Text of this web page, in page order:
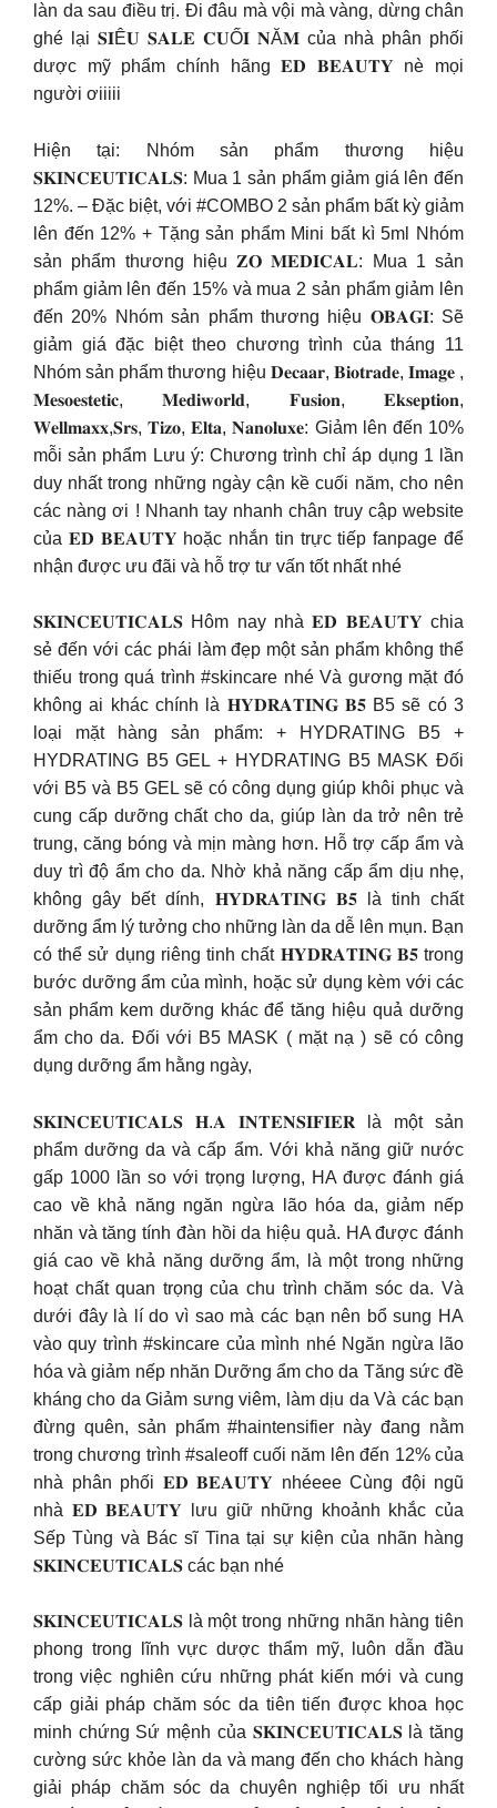
làn da sau điều trị.​ Đi đâu mà vội mà vàng, dừng chân
ghé lại 𝐒𝐈Ê𝐔 𝐒𝐀𝐋𝐄 𝐂𝐔Ố𝐈 𝐍Ă𝐌 của nhà phân phối
dược mỹ phẩm chính hãng 𝐄𝐃 𝐁𝐄𝐀𝐔𝐓𝐘 nè mọi
người ơiiiii
Hiện tại: Nhóm sản phẩm thương hiệu
𝐒𝐊𝐈𝐍𝐂𝐄𝐔𝐓𝐈𝐂𝐀𝐋𝐒: Mua 1 sản phẩm giảm giá lên đến
12%. – Đặc biệt, với #COMBO 2 sản phẩm bất kỳ giảm
lên đến 12% + Tặng sản phẩm Mini bất kì 5ml Nhóm
sản phẩm thương hiệu 𝐙𝐎 𝐌𝐄𝐃𝐈𝐂𝐀𝐋: Mua 1 sản
phẩm giảm lên đến 15% và mua 2 sản phẩm giảm lên
đến 20% Nhóm sản phẩm thương hiệu 𝐎𝐁𝐀𝐆𝐈: Sẽ
giảm giá đặc biệt theo chương trình của tháng 11
Nhóm sản phẩm thương hiệu 𝐃𝐞𝐜𝐚𝐚𝐫, 𝐁𝐢𝐨𝐭𝐫𝐚𝐝𝐞, 𝐈𝐦𝐚𝐠𝐞 ,
𝐌𝐞𝐬𝐨𝐞𝐬𝐭𝐞𝐭𝐢𝐜, 𝐌𝐞𝐝𝐢𝐰𝐨𝐫𝐥𝐝, 𝐅𝐮𝐬𝐢𝐨𝐧, 𝐄𝐤𝐬𝐞𝐩𝐭𝐢𝐨𝐧,
𝐖𝐞𝐥𝐥𝐦𝐚𝐱𝐱,𝐒𝐫𝐬, 𝐓𝐢𝐳𝐨, 𝐄𝐥𝐭𝐚, 𝐍𝐚𝐧𝐨𝐥𝐮𝐱𝐞: Giảm lên đến 10%
mỗi sản phẩm Lưu ý: Chương trình chỉ áp dụng 1 lần
duy nhất trong những ngày cận kề cuối năm, cho nên
các nàng ơi ! Nhanh tay nhanh chân truy cập website
của 𝐄𝐃 𝐁𝐄𝐀𝐔𝐓𝐘 hoặc nhắn tin trực tiếp fanpage để
nhận được ưu đãi và hỗ trợ tư vấn tốt nhất nhé
𝐒𝐊𝐈𝐍𝐂𝐄𝐔𝐓𝐈𝐂𝐀𝐋𝐒 Hôm nay nhà 𝐄𝐃 𝐁𝐄𝐀𝐔𝐓𝐘 chia
sẻ đến với các phái làm đẹp một sản phẩm không thể
thiếu trong quá trình #skincare nhé Và gương mặt đó
không ai khác chính là 𝐇𝐘𝐃𝐑𝐀𝐓𝐈𝐍𝐆 𝐁𝟓 B5 sẽ có 3
loại mặt hàng sản phẩm: + HYDRATING B5 +
HYDRATING B5 GEL + HYDRATING B5 MASK Đối
với B5 và B5 GEL sẽ có công dụng giúp khôi phục và
cung cấp dưỡng chất cho da, giúp làn da trở nên trẻ
trung, căng bóng và mịn màng hơn. Hỗ trợ cấp ẩm và
duy trì độ ẩm cho da. Nhờ khả năng cấp ẩm dịu nhẹ,
không gây bết dính, 𝐇𝐘𝐃𝐑𝐀𝐓𝐈𝐍𝐆 𝐁𝟓 là tinh chất
dưỡng ẩm lý tưởng cho những làn da dễ lên mụn. Bạn
có thể sử dụng riêng tinh chất 𝐇𝐘𝐃𝐑𝐀𝐓𝐈𝐍𝐆 𝐁𝟓 trong
bước dưỡng ẩm của mình, hoặc sử dụng kèm với các
sản phẩm kem dưỡng khác để tăng hiệu quả dưỡng
ẩm cho da. Đối với B5 MASK ( mặt nạ ) sẽ có công
dụng dưỡng ẩm hằng ngày,
𝐒𝐊𝐈𝐍𝐂𝐄𝐔𝐓𝐈𝐂𝐀𝐋𝐒 𝐇.𝐀 𝐈𝐍𝐓𝐄𝐍𝐒𝐈𝐅𝐈𝐄𝐑 là một sản
phẩm dưỡng da và cấp ẩm. Với khả năng giữ nước
gấp 1000 lần so với trọng lượng, HA được đánh giá
cao về khả năng ngăn ngừa lão hóa da, giảm nếp
nhăn và tăng tính đàn hồi da hiệu quả. HA được đánh
giá cao về khả năng dưỡng ẩm, là một trong những
hoạt chất quan trọng của chu trình chăm sóc da. Và
dưới đây là lí do vì sao mà các bạn nên bổ sung HA
vào quy trình #skincare của mình nhé Ngăn ngừa lão
hóa và giảm nếp nhăn Dưỡng ẩm cho da Tăng sức đề
kháng cho da Giảm sưng viêm, làm dịu da Và các bạn
đừng quên, sản phẩm #haintensifier này đang nằm
trong chương trình #saleoff cuối năm lên đến 12% của
nhà phân phối 𝐄𝐃 𝐁𝐄𝐀𝐔𝐓𝐘 nhéeee Cùng đội ngũ
nhà 𝐄𝐃 𝐁𝐄𝐀𝐔𝐓𝐘 lưu giữ những khoảnh khắc của
Sếp Tùng và Bác sĩ Tina tại sự kiện của nhãn hàng
𝐒𝐊𝐈𝐍𝐂𝐄𝐔𝐓𝐈𝐂𝐀𝐋𝐒 các bạn nhé
𝐒𝐊𝐈𝐍𝐂𝐄𝐔𝐓𝐈𝐂𝐀𝐋𝐒 là một trong những nhãn hàng tiên
phong trong lĩnh vực dược thẩm mỹ, luôn dẫn đầu
trong việc nghiên cứu những phát kiến mới và cung
cấp giải pháp chăm sóc da tiên tiến được khoa học
minh chứng Sứ mệnh của 𝐒𝐊𝐈𝐍𝐂𝐄𝐔𝐓𝐈𝐂𝐀𝐋𝐒 là tăng
cường sức khỏe làn da và mang đến cho khách hàng
giải pháp chăm sóc da chuyên nghiệp tối ưu nhất